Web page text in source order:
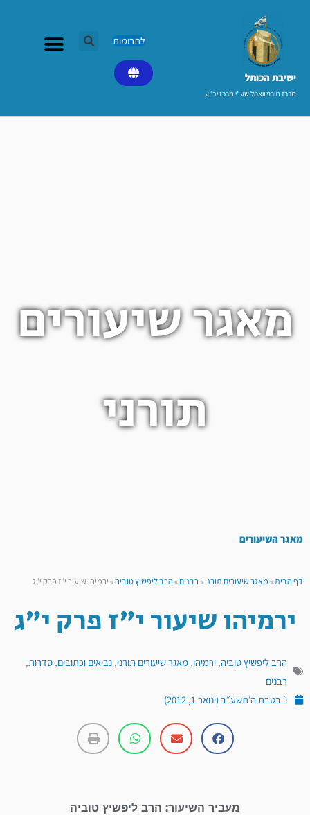
ישיבת הכותל​
מרכז תורני וואהל שע"י מרכז יב"ע
לתרומות
מאגר שיעורים
תורני
מאגר השיעורים
דף הבית»מאגר שיעורים תורני»רבנים»הרב ליפשיץ טוביה»ירמיהו שיעור י”ז פרק י”ג
ירמיהו שיעור י"ז פרק י"ג
הרב ליפשיץ טוביה, ירמיהו, מאגר שיעורים תורני, נביאים וכתובים, סדרות,
רבנים
ו׳ בטבת ה׳תשע״ב (ינואר 1, 2012)
מעביר השיעור: הרב ליפשיץ טוביה